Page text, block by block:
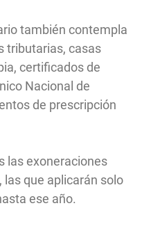
también contempla
tributarias, casas
certificados de
Nacional de
de prescripción
las exoneraciones
que aplicarán solo
ese año.